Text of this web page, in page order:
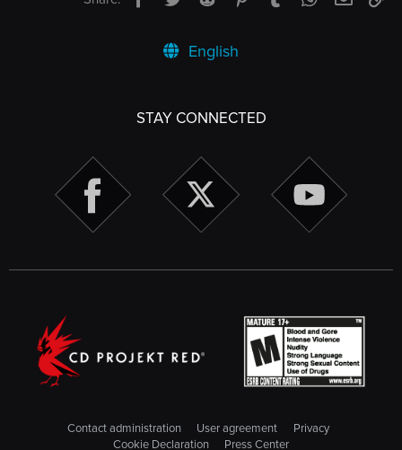
English
STAY CONNECTED
Contact administration User agreement
Privacy
Cookie Declaration
Press Center